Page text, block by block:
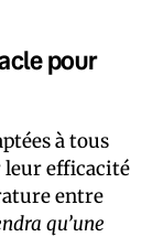
pour
à tous
leur efficacité
entre
qu’une